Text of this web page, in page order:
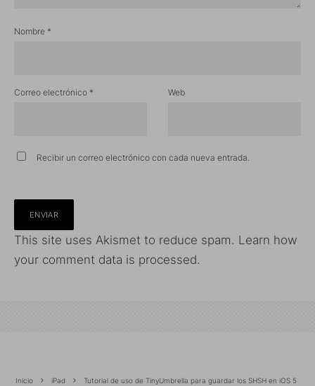
Nombre *
Correo electrónico * Web
Recibir un correo electrónico con cada nueva entrada.
This site uses Akismet to reduce spam. Learn how
your comment data is processed.
Inicio iPad Tutorial de uso de TinyUmbrella para guardar los SHSH en iOS 5